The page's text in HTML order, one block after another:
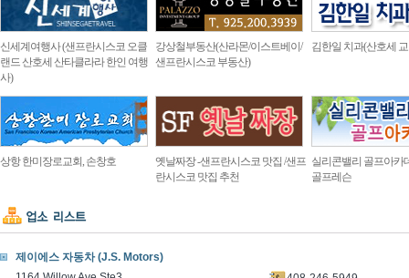
신세계여행사 (샌프란시스코 오클
랜드 산호세 산타클라라 한인 여행
사)
강상철부동산(산라몬/이스트베이/
샌프란시스코 부동산)
김한일 치과(산호세
상항 한미장로교회, 손창호
옛날짜장 -샌프란시스코 맛집 /샌프
란시스코 맛집 추천
실리콘밸리 골프아카
골프레슨
제이에스 자동차 (J.S. Motors)